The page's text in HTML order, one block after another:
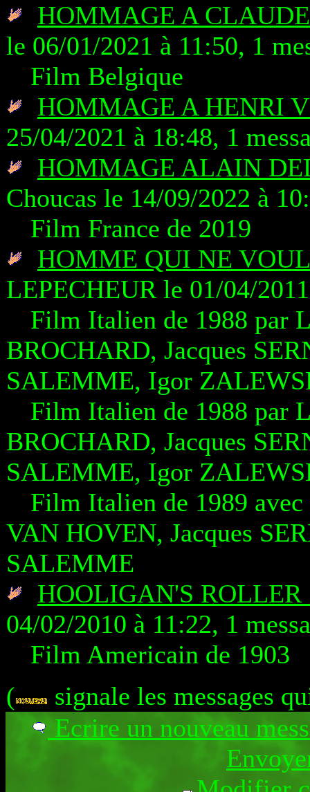
HOMMAGE A
le 06/01/2021 à 11:50, 1
Film Belgique
HOMMAGE A HENRI
25/04/2021 à 18:48, 1
HOMMAGE ALAIN
Choucas le 14/09/2022 à
Film France de 2019
HOMME QUI NE
LEPECHEUR le 01/04/
Film Italien de 1988 par
BROCHARD, Jacques
SALEMME, Igor
Film Italien de 1988 par
BROCHARD, Jacques
SALEMME, Igor
Film Italien de 1989
VAN HOVEN, Jacques
SALEMME
HOOLIGAN'S ROLLER
04/02/2010 à 11:22, 1
Film Americain de 1903
(
signale les messages
Ecrire un nouveau